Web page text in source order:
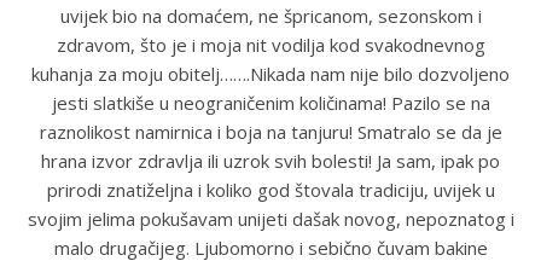
uvijek bio na domaćem, ne špricanom, sezonskom i
zdravom, što je i moja nit vodilja kod svakodnevnog
kuhanja za moju obitelj…….Nikada nam nije bilo dozvoljeno
jesti slatkiše u neograničenim količinama! Pazilo se na
raznolikost namirnica i boja na tanjuru! Smatralo se da je
hrana izvor zdravlja ili uzrok svih bolesti! Ja sam, ipak po
prirodi znatiželjna i koliko god štovala tradiciju, uvijek u
svojim jelima pokušavam unijeti dašak novog, nepoznatog i
malo drugačijeg. Ljubomorno i sebično čuvam bakine